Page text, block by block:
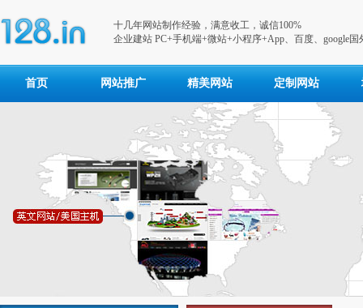
十几年网站制作经验，满意收工，诚信100%
企业建站 PC+手机端+微站+小程序+App、百度、google国
首页 网站推广 精美网站 定制网站